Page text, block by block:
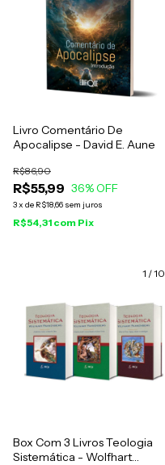
Livro Comentário De
Apocalipse - David E. Aune
R$55,99
R$86,90
36% OFF
3x de R$18,66 sem juros
R$54,31 com Pix
1 /10
Box Com 3 Livros Teologia
Sistemática - Wolfhart